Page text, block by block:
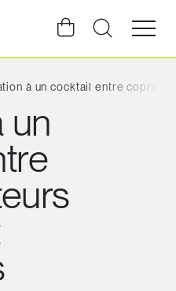
Ouvrir
la
du
à un cocktail entre
un